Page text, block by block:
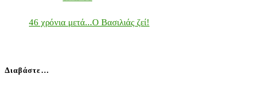
46 χρόνια μετά...Ο Βασιλιάς ζεί!
Διαβάστε…